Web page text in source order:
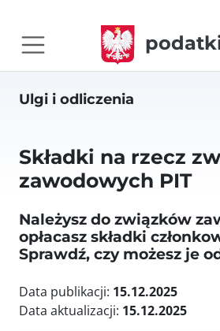
Ulgi i odliczenia
Składki na rzecz
zawodowych PIT
Należysz do związków
opłacasz składki
Sprawdź, czy możesz je
Data publikacji: 15.12.2025
Data aktualizacji: 15.12.2025